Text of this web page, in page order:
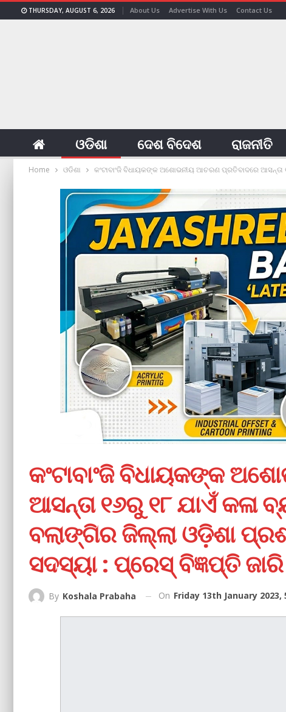
THURSDAY, AUGUST 6, 2026 About Us Advertise With Us Contact Us
ଓଡିଶା ଦେଶ ବିଦେଶ ରାଜନୀତି
Home ଓଡିଶା କଂଟାବାଂଜି ବିଧାୟକଙ୍କ ଅଶୋଭନୀୟ ଆଚରଣ ପ୍ରତିବାଦରେ ଆସନ୍ତା
କଂଟାବାଂଜି ବିଧାୟକଙ୍କ
ଆସନ୍ତା ୧୬ରୁ ୧୮ ଯାଏଁ କଳା
ବଲାଙ୍ଗିର ଜିଲ୍ଲା ଓଡ଼ିଶା
ସଦସ୍ୟା : ପ୍ରେସ୍‌ ବିଜ୍ଞପ୍ତି ଜାରି
By Koshala Prabaha On Friday 13th January 2023,